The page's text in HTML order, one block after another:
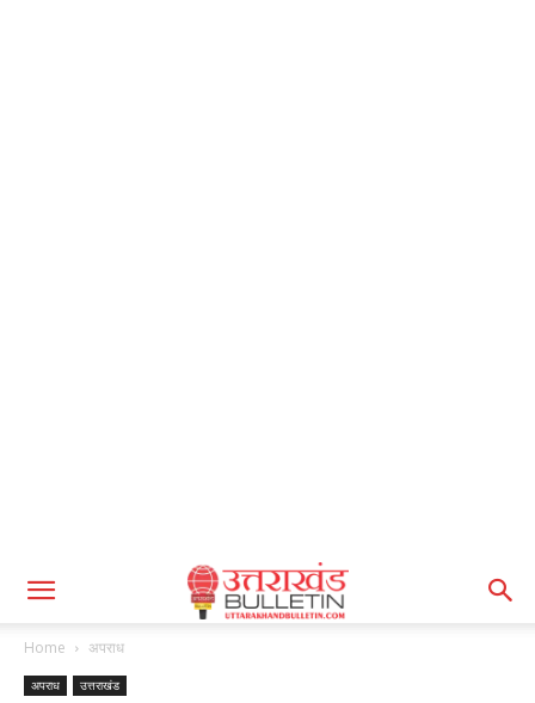
Home अपराध
अपराध उत्तराखंड